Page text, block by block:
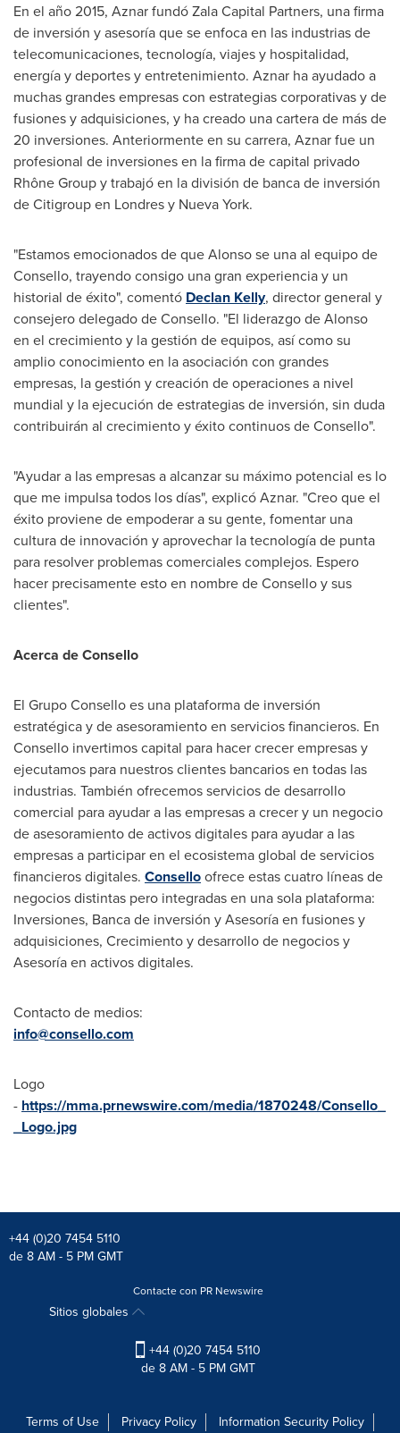
En el año 2015, Aznar fundó Zala Capital Partners, una firma
de inversión y asesoría que se enfoca en las industrias de
telecomunicaciones, tecnología, viajes y hospitalidad,
energía y deportes y entretenimiento. Aznar ha ayudado a
muchas grandes empresas con estrategias corporativas y de
fusiones y adquisiciones, y ha creado una cartera de más de
20 inversiones. Anteriormente en su carrera, Aznar fue un
profesional de inversiones en la firma de capital privado
Rhône Group y trabajó en la división de banca de inversión
de Citigroup en Londres y Nueva York.
"Estamos emocionados de que Alonso se una al equipo de
Consello, trayendo consigo una gran experiencia y un
historial de éxito", comentó Declan Kelly, director general y
consejero delegado de Consello. "El liderazgo de Alonso
en el crecimiento y la gestión de equipos, así como su
amplio conocimiento en la asociación con grandes
empresas, la gestión y creación de operaciones a nivel
mundial y la ejecución de estrategias de inversión, sin duda
contribuirán al crecimiento y éxito continuos de Consello".
"Ayudar a las empresas a alcanzar su máximo potencial es lo
que me impulsa todos los días", explicó Aznar. "Creo que el
éxito proviene de empoderar a su gente, fomentar una
cultura de innovación y aprovechar la tecnología de punta
para resolver problemas comerciales complejos. Espero
hacer precisamente esto en nombre de Consello y sus
clientes".
Acerca de Consello
El Grupo Consello es una plataforma de inversión
estratégica y de asesoramiento en servicios financieros. En
Consello invertimos capital para hacer crecer empresas y
ejecutamos para nuestros clientes bancarios en todas las
industrias. También ofrecemos servicios de desarrollo
comercial para ayudar a las empresas a crecer y un negocio
de asesoramiento de activos digitales para ayudar a las
empresas a participar en el ecosistema global de servicios
financieros digitales. Conselloofrece estas cuatro líneas de
negocios distintas pero integradas en una sola plataforma:
Inversiones, Banca de inversión y Asesoría en fusiones y
adquisiciones, Crecimiento y desarrollo de negocios y
Asesoría en activos digitales.
Contacto de medios:
info@consello.com
Logo
- https://mma.prnewswire.com/media/1870248/Consello_
_Logo.jpg
+44 (0)20 7454 5110
de 8 AM - 5 PM GMT
Contacte con PR Newswire
Sitios globales
+44 (0)20 7454 5110
de 8 AM - 5 PM GMT
Terms of Use Privacy Policy Information Security Policy